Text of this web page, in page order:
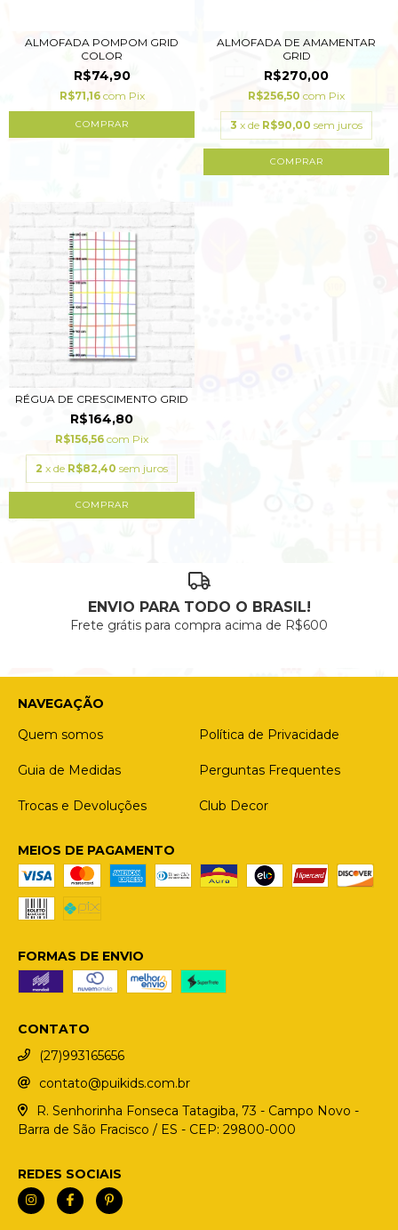
ALMOFADA POMPOM GRID
COLOR
R$74,90
R$71,16 com Pix
ALMOFADA DE AMAMENTAR
GRID
R$270,00
R$256,50 com Pix
3 x de R$90,00 sem juros
RÉGUA DE CRESCIMENTO GRID
R$164,80
R$156,56 com Pix
2 x de R$82,40 sem juros
ENVIO PARA TODO O BRASIL!
Frete grátis para compra acima de R$600
NAVEGAÇÃO
Quem somos
Política de Privacidade
Guia de Medidas Perguntas Frequentes
Trocas e Devoluções Club Decor
MEIOS DE PAGAMENTO
FORMAS DE ENVIO
CONTATO
(27)993165656
contato@puikids.com.br
R. Senhorinha Fonseca Tatagiba, 73 - Campo Novo -
Barra de São Fracisco / ES - CEP: 29800-000
REDES SOCIAIS